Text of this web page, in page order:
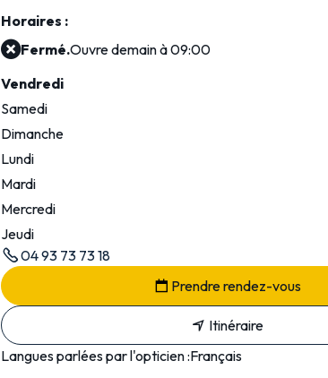
Horaires :
Fermé.Ouvre demain à 09:00
Vendredi
Samedi
Dimanche
Lundi
Mardi
Mercredi
Jeudi
04 93 73 73 18
Prendre rendez-vous
Itinéraire
Langues parlées par l'opticien :Français